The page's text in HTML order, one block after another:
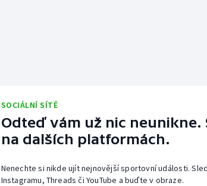
SOCIÁLNÍ SÍTĚ
Odteď vám už nic neunikne.
na dalších platformách.
Nenechte si nikde ujít nejnovější sportovní události.
Instagramu, Threads či YouTube a buďte v obraze.